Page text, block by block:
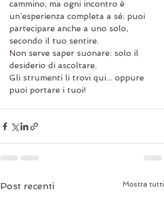
cammino, ma ogni incontro è
un’esperienza completa a sé: puoi
partecipare anche a uno solo,
secondo il tuo sentire.
Non serve saper suonare: solo il
desiderio di ascoltare.
Gli strumenti li trovi qui... oppure
puoi portare i tuoi!
Post recenti Mostra tutti